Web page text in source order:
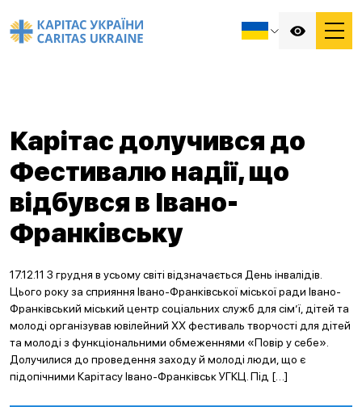
Карітас долучився до
Фестивалю надії, що
відбувся в Івано-
Франківську
17.12.11 3 грудня в усьому світі відзначається День інвалідів.
Цього року за сприяння Івано-Франківської міської ради Івано-
Франківський міський центр соціальних служб для сім’ї, дітей та
молоді організував ювілейний ХХ фестиваль творчості для дітей
та молоді з функціональними обмеженнями «Повір у себе».
Долучилися до проведення заходу й молоді люди, що є
підопічними Карітасу Івано-Франківськ УГКЦ. Під […]